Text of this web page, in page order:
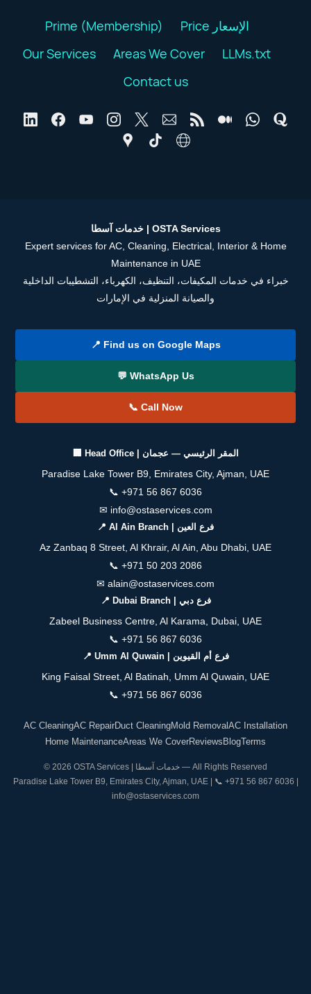
Prime (Membership)
Price الإسعار
Our Services
Areas We Cover
LLMs.txt
Contact us
خدمات آسطا | OSTA Services
Expert services for AC, Cleaning, Electrical, Interior & Home
Maintenance in UAE
خبراء في خدمات المكيفات، التنظيف، الكهرباء، التشطيبات الداخلية
والصيانة المنزلية في الإمارات
📍 Find us on Google Maps
💬 WhatsApp Us
📞 Call Now
🏢 Head Office | المقر الرئيسي — عجمان
Paradise Lake Tower B9, Emirates City, Ajman, UAE
📞 +971 56 867 6036
✉ info@ostaservices.com
📍 Al Ain Branch | فرع العين
Az Zanbaq 8 Street, Al Khrair, Al Ain, Abu Dhabi, UAE
📞 +971 50 203 2086
✉ alain@ostaservices.com
📍 Dubai Branch | فرع دبي
Zabeel Business Centre, Al Karama, Dubai, UAE
📞 +971 56 867 6036
📍 Umm Al Quwain | فرع أم القيوين
King Faisal Street, Al Batinah, Umm Al Quwain, UAE
📞 +971 56 867 6036
AC CleaningAC RepairDuct CleaningMold Removal AC Installation
Home MaintenanceAreas We CoverReviews BlogTerms
© 2026 OSTA Services | خدمات آسطا — All Rights Reserved
Paradise Lake Tower B9, Emirates City, Ajman, UAE | 📞 +971 56 867 6036
info@ostaservices.com